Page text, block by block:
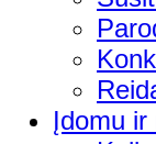
Įdomu ir